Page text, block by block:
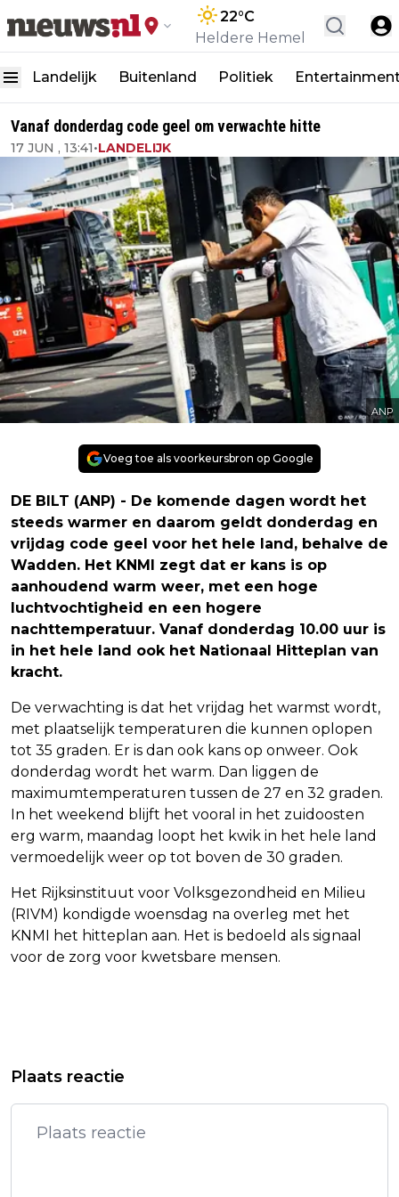
22°C
Heldere Hemel
Landelijk Buitenland Politiek
Vanaf donderdag code geel om verwachte hitte
17 JUN , 13:41•LANDELIJK
ANP
Voeg toe als voorkeursbron op Google
DE BILT (ANP) - De komende dagen wordt het
steeds warmer en daarom geldt donderdag en
vrijdag code geel voor het hele land, behalve de
Wadden. Het KNMI zegt dat er kans is op
aanhoudend warm weer, met een hoge
luchtvochtigheid en een hogere
nachttemperatuur. Vanaf donderdag 10.00 uur is
in het hele land ook het Nationaal Hitteplan van
kracht.
De verwachting is dat het vrijdag het warmst wordt,
met plaatselijk temperaturen die kunnen oplopen
tot 35 graden. Er is dan ook kans op onweer. Ook
donderdag wordt het warm. Dan liggen de
maximumtemperaturen tussen de 27 en 32 graden.
In het weekend blijft het vooral in het zuidoosten
erg warm, maandag loopt het kwik in het hele land
vermoedelijk weer op tot boven de 30 graden.
Het Rijksinstituut voor Volksgezondheid en Milieu
(RIVM) kondigde woensdag na overleg met het
KNMI het hitteplan aan. Het is bedoeld als signaal
voor de zorg voor kwetsbare mensen.
STRENGE TERUGKEERREGELS
PRESIDENT TRUMP NOEMT AKKOORD
MET IRAN NIET DEFINITIEF
Plaats reactie